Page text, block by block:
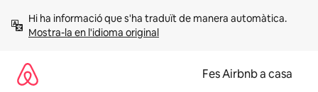
Mostra-la en l'idioma original
Fes Airbnb a casa